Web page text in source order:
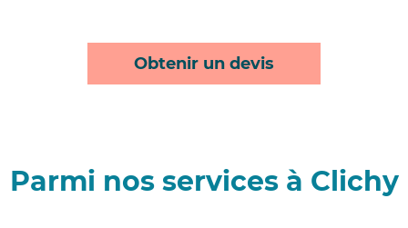
Obtenir un devis
Parmi nos services à Clichy